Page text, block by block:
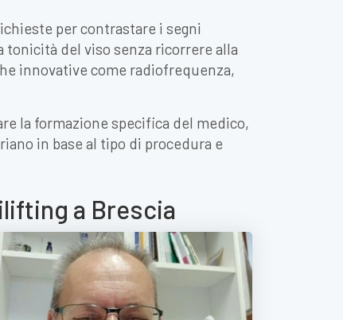
per contrastare i segni
del viso senza ricorrere alla
innovative come radiofrequenza,
la formazione specifica del medico,
in base al tipo di procedura e
a Brescia